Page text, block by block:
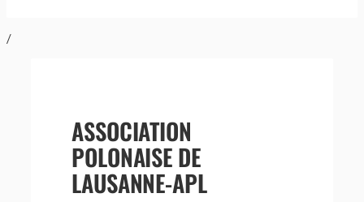
/
ASSOCIATION
POLONAISE DE
LAUSANNE-APL